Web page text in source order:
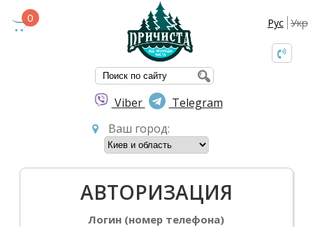
ФОРМА
Viber
Telegram
Ваш город:
АВТОРИЗАЦИЯ
Логин (номер телефона)
0 Рус Укр